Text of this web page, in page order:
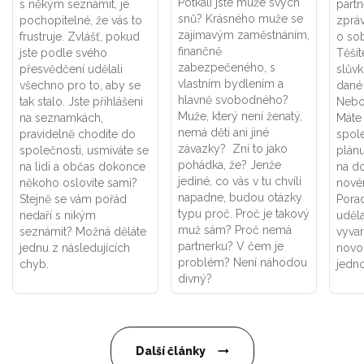
s někým seznámit, je
pochopitelné, že vás to
frustruje. Zvlášť, pokud
jste podle svého
přesvědčení udělali
všechno pro to, aby se
tak stalo. Jste přihlášeni
na seznamkách,
pravidelně chodíte do
společnosti, usmíváte se
na lidi a občas dokonce
někoho oslovíte sami?
Stejně se vám pořád
nedaří s nikým
seznámit? Možná děláte
jednu z následujících
chyb.
Potkali jste muže svých
snů? Krásného muže se
zajímavým zaměstnáním,
finančně
zabezpečeného, s
vlastním bydlením a
hlavně svobodného?
Muže, který není ženatý,
nemá děti ani jiné
závazky? Zní to jako
pohádka, že? Jenže
jediné, co vás v tu chvíli
napadne, budou otázky
typu proč. Proč je takový
muž sám? Proč nemá
partnerku? V čem je
problém? Není náhodou
divný?
o
na
Další články